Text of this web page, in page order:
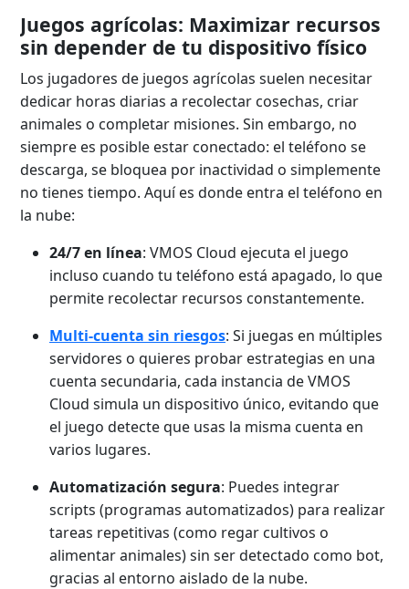
Juegos agrícolas: Maximizar recursos
sin depender de tu dispositivo físico
Los jugadores de juegos agrícolas suelen necesitar
dedicar horas diarias a recolectar cosechas, criar
animales o completar misiones. Sin embargo, no
siempre es posible estar conectado: el teléfono se
descarga, se bloquea por inactividad o simplemente
no tienes tiempo. Aquí es donde entra el teléfono en
la nube:
24/7 en línea: VMOS Cloud ejecuta el juego
incluso cuando tu teléfono está apagado, lo que
permite recolectar recursos constantemente.
Multi-cuenta sin riesgos: Si juegas en múltiples
servidores o quieres probar estrategias en una
cuenta secundaria, cada instancia de VMOS
Cloud simula un dispositivo único, evitando que
el juego detecte que usas la misma cuenta en
varios lugares.
Automatización segura: Puedes integrar
scripts (programas automatizados) para realizar
tareas repetitivas (como regar cultivos o
alimentar animales) sin ser detectado como bot,
gracias al entorno aislado de la nube.